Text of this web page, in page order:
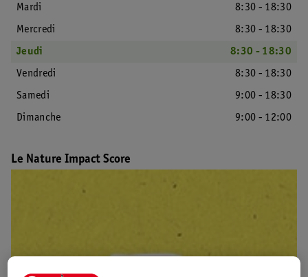
Mardi
8:30 - 18:30
Mercredi
8:30 - 18:30
Jeudi
8:30 - 18:30
Vendredi
8:30 - 18:30
Samedi
9:00 - 18:30
Dimanche
9:00 - 12:00
Le Nature Impact Score